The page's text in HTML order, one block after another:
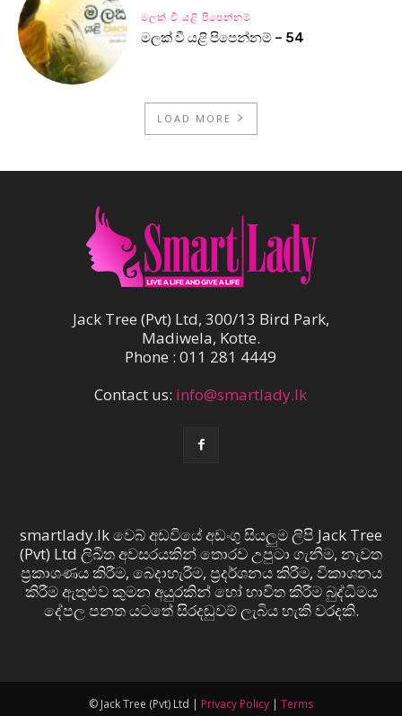
මලක් වී යළි පිපෙන්නම්
මලක් වී යළි පිපෙන්නම් – 54
LOAD MORE
Jack Tree (Pvt) Ltd, 300/13 Bird Park,
Madiwela, Kotte.
Phone : 011 281 4449
Contact us: info@smartlady.lk
smartlady.lk වෙබ් අඩවියේ අඩංගු සියලුම ලිපි Jack Tree
(Pvt) Ltd ලිඛිත අවසරයකින් තොරව උපුටා ගැනීම, නැවත
ප්‍රකාශණය කිරීම, බෙදාහැරීම, ප්‍රදර්ශනය කිරීම, විකාශනය
කිරීම ඇතුළුව කුමන අයුරකින් හෝ භාවිත කිරීම බුද්ධිමය
දේපල පනත යටතේ සිරදඬුවම් ලැබිය හැකි වරදකි.
© Jack Tree (Pvt) Ltd | Privacy Policy | Terms